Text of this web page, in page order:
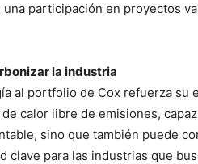
participación en proyectos
la industria
al portfolio de Cox refuerza
calor libre de emisiones,
sino que también puede
clave para las industrias que